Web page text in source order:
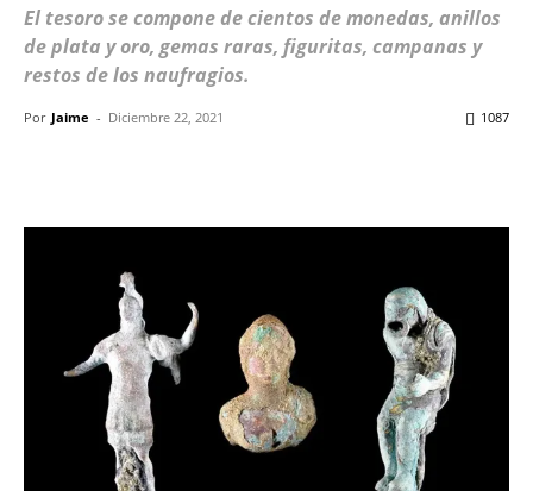
El tesoro se compone de cientos de monedas, anillos
de plata y oro, gemas raras, figuritas, campanas y
restos de los naufragios.
Por Jaime - Diciembre 22, 2021 1087